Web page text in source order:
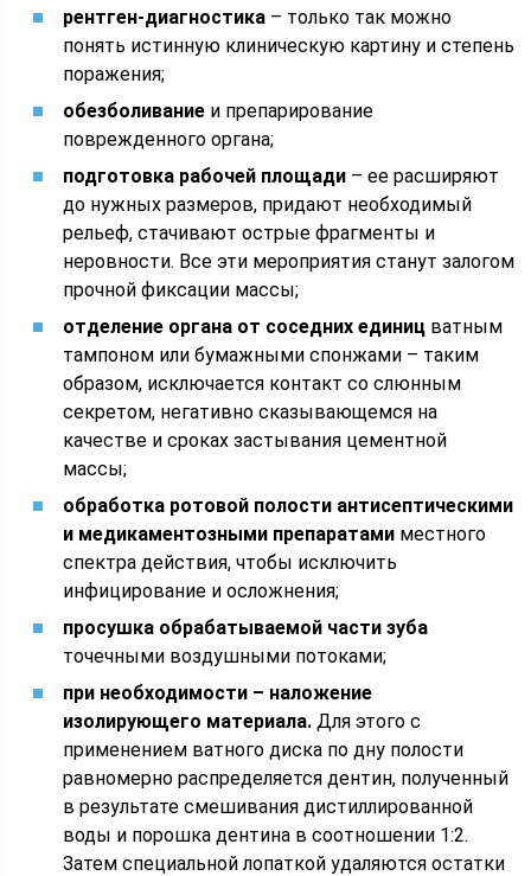
рентген-диагностика – только так можно
понять истинную клиническую картину и степень
поражения;
обезболивание и препарирование
поврежденного органа;
подготовка рабочей площади – ее расширяют
до нужных размеров, придают необходимый
рельеф, стачивают острые фрагменты и
неровности. Все эти мероприятия станут залогом
прочной фиксации массы;
отделение органа от соседних единиц ватным
тампоном или бумажными спонжами – таким
образом, исключается контакт со слюнным
секретом, негативно сказывающемся на
качестве и сроках застывания цементной
массы;
обработка ротовой полости антисептическими
и медикаментозными препаратами местного
спектра действия, чтобы исключить
инфицирование и осложнения;
просушка обрабатываемой части зуба
точечными воздушными потоками;
при необходимости – наложение
изолирующего материала. Для этого с
применением ватного диска по дну полости
равномерно распределяется дентин, полученный
в результате смешивания дистиллированной
воды и порошка дентина в соотношении 1:2.
Затем специальной лопаткой удаляются остатки